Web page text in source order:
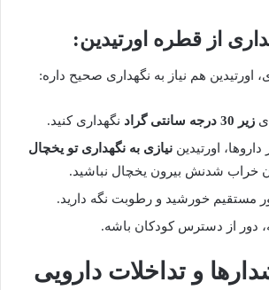
از قطره اورتیدین:
اورتیدین هم نیاز به نگهداری صحیح داره:
زیر 30 درجه سانتی گراد
نگهداری کنید.
اورتیدین نیازی به نگهداری تو یخچال
خراب شدنش بیرون یخچال نباشید.
مستقیم خورشید و رطوبت نگه دارید.
دور از دسترس کودکان باشه.
و تداخلات دارویی